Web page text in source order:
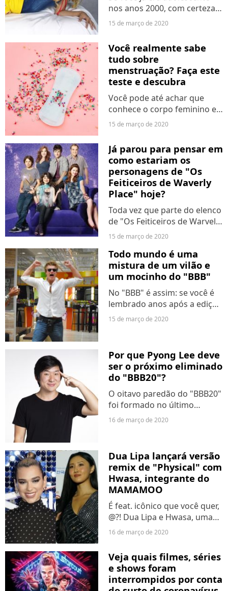
nos anos 2000, com certeza
fez parte da febre de
"Floribella"! A novelinha da
Band, que ia ao ar de
segunda a sexta por volta
das 20h da noite, foi uma
sensação...
15 de março de 2020
Você realmente sabe
tudo sobre
menstruação? Faça este
teste e descubra
Você pode até achar que
conhece o corpo feminino e
como ele funciona direitinho,
mas será que sabe tudo
mesmo? A menstruação, um
dos assuntos mais cheios de
detalhes, ainda é um tabu...
15 de março de 2020
Já parou para pensar em
como estariam os
personagens de "Os
Feiticeiros de Waverly
Place" hoje?
Toda vez que parte do elenco
de "Os Feiticeiros de Warvely
Place" se reúne, o Purebreak
não consegue deixar de
pensar em como estariam os
personagens do seriado hoje
em dia. Quais...
15 de março de 2020
Todo mundo é uma
mistura de um vilão e
um mocinho do "BBB"
No "BBB" é assim: se você é
lembrado anos após a edição
que participou ter ido ao ar
ou você foi muito amado ou
galera até dá uma zoada por
um tempo nas...
15 de março de 2020
Por que Pyong Lee deve
ser o próximo eliminado
do "BBB20"?
O oitavo paredão do "BBB20"
foi formado no último
domingo (15). Depois do líder
Felipe Prior surpreender com
Flayslane ganhou a prova
Bate e Volta, deixando...
16 de março de 2020
Dua Lipa lançará versão
remix de "Physical" com
Hwasa, integrante do
MAMAMOO
É feat. icônico que você quer,
@?! Dua Lipa e Hwasa, uma
das integrantes do grupo sul-
coreano MAMAMOO,
lançarão uma música juntas
na próxima quarta (18). A
parceria virá em uma
versão...
16 de março de 2020
Veja quais filmes, séries
e shows foram
interrompidos por conta